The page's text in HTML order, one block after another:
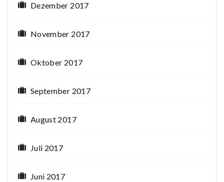
Dezember 2017
November 2017
Oktober 2017
September 2017
August 2017
Juli 2017
Juni 2017